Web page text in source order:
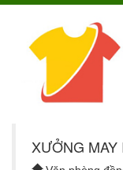
XƯỞNG